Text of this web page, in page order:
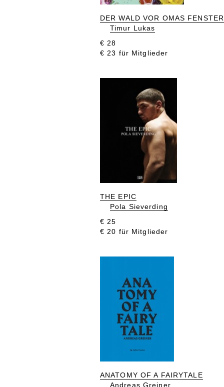
DER WALD VOR OMAS FENSTER
Timur Lukas
€ 28
€ 23 für Mitglieder
THE EPIC
Pola Sieverding
€ 25
€ 20 für Mitglieder
ANATOMY OF A FAIRYTALE
Andreas Greiner